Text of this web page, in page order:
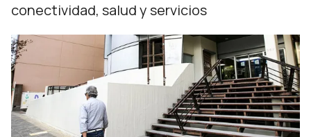
conectividad, salud y servicios